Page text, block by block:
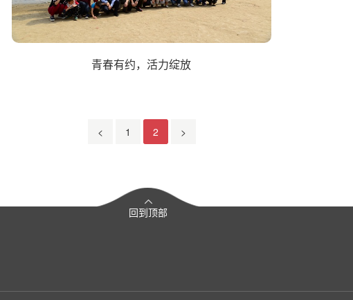
青春有约，活力绽放
< 1 2 >
回到顶部